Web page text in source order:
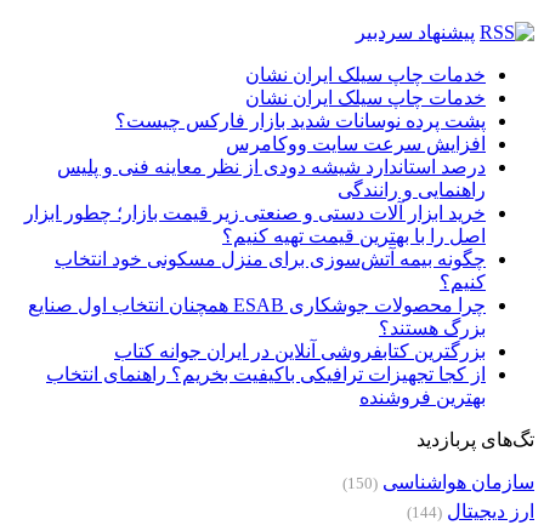
پیشنهاد سردبیر
خدمات چاپ سیلک ایران نشان
خدمات چاپ سیلک ایران نشان
پشت پرده نوسانات شدید بازار فارکس چیست؟
افزایش سرعت سایت ووکامرس
درصد استاندارد شیشه دودی از نظر معاینه فنی و پلیس
راهنمایی و رانندگی
خرید ابزار آلات دستی و صنعتی زیر قیمت بازار؛ چطور ابزار
اصل را با بهترین قیمت تهیه کنیم؟
چگونه بیمه آتش‌سوزی برای منزل مسکونی خود انتخاب
کنیم؟
چرا محصولات جوشکاری ESAB همچنان انتخاب اول صنایع
بزرگ هستند؟
بزرگترین کتابفروشی آنلاین در ایران جوانه کتاب
از کجا تجهیزات ترافیکی باکیفیت بخریم؟ راهنمای انتخاب
بهترین فروشنده
تگ‌های پربازدید
سازمان هواشناسی (150)
ارز دیجیتال (144)